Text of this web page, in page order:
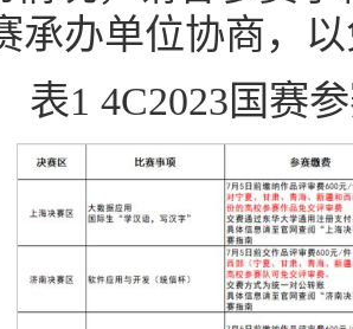
承办单位协商，
表1 4C2023国赛